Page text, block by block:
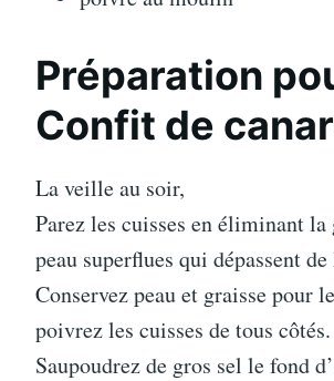
Préparation
Confit de
La veille au soir,
Parez les cuisses en éliminant la
peau superflues qui dépassent
Conservez peau et graisse pour
poivrez les cuisses de tous côtés.
Saupoudrez de gros sel le fond